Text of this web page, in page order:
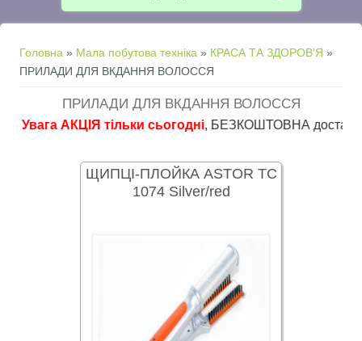
Ви є тут
Головна » Мала побутова техніка » КРАСА ТА ЗДОРОВ'Я »
ПРИЛАДИ ДЛЯ ВКДАННЯ ВОЛОССЯ
ПРИЛАДИ ДЛЯ ВКДАННЯ ВОЛОССЯ
АКЦІЯ тільки сьогодні, БЕЗКОШТОВНА доставка в
ЩИПЦІ-ПЛОЙКА ASTOR TC
1074 Silver/red